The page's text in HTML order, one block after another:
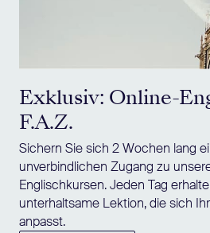
Exklusiv: Online-
F.A.Z.
Sichern Sie sich 2 Wochen lang
unverbindlichen Zugang zu
Englischkursen. Jeden Tag
unterhaltsame Lektion, die sich
anpasst.